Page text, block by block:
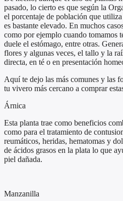
pasado, lo cierto es que según la
el porcentaje de población que
es bastante elevado. En muchos
como por ejemplo cuando tomamos
duele el estómago, entre otras.
flores y algunas veces, el tallo y la
directa, en té o en presentación
Aquí te dejo las más comunes y las
tu vivero más cercano a comprar
Árnica
Esta planta trae como beneficios
como para el tratamiento de
reumáticos, heridas, hematomas y
de ácidos grasos en la plata lo que
piel dañada.
Manzanilla